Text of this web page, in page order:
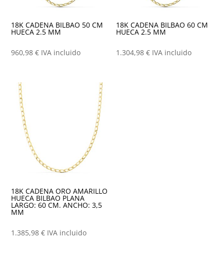
18K CADENA BILBAO 50 CM
HUECA 2.5 MM
960,98€ IVA incluido
18K CADENA BILBAO 60 CM
HUECA 2.5 MM
1.304,98€ IVA incluido
18K CADENA ORO AMARILLO
HUECA BILBAO PLANA
LARGO: 60 CM. ANCHO: 3,5
MM
1.385,98€ IVA incluido